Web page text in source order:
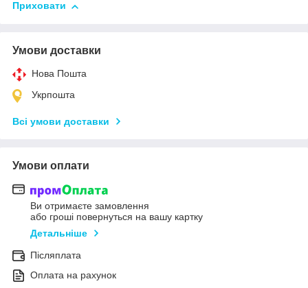
Приховати
Умови доставки
Нова Пошта
Укрпошта
Всі умови доставки
Умови оплати
Ви отримаєте замовлення
або гроші повернуться на вашу картку
Детальніше
Післяплата
Оплата на рахунок